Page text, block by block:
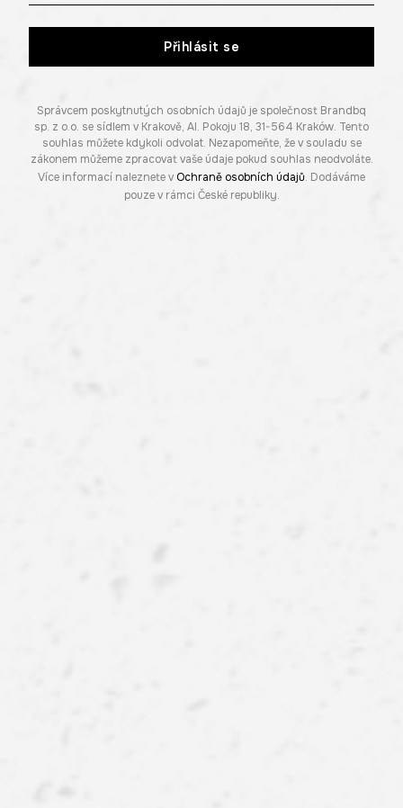
Přihlásit se
Správcem poskytnutých osobních údajů je společnost Brandbq
sp. z o.o. se sídlem v Krakově, Al. Pokoju 18, 31-564 Kraków. Tento
souhlas můžete kdykoli odvolat. Nezapomeňte, že v souladu se
zákonem můžeme zpracovat vaše údaje pokud souhlas neodvoláte.
Více informací naleznete v Ochraně osobních údajů. Dodáváme
pouze v rámci České republiky.